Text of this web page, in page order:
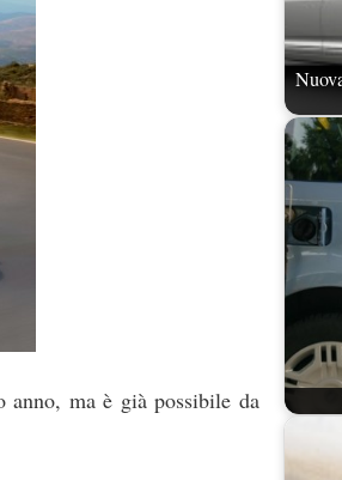
ma è già possibile da